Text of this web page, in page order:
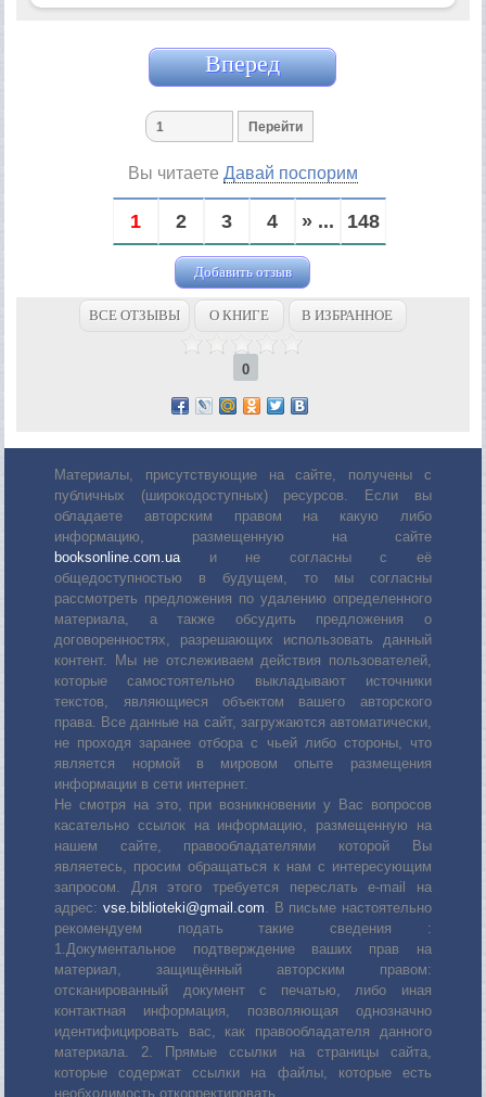
Вперед
Вы читаете Давай поспорим
1 2 3 4 » ... 148
Добавить отзыв
ВСЕ ОТЗЫВЫ О КНИГЕ В ИЗБРАННОЕ
0
Материалы, присутствующие на сайте, получены с
публичных (широкодоступных) ресурсов. Если вы
обладаете авторским правом на какую либо
информацию, размещенную на сайте
booksonline.com.uaи не согласны с её
общедоступностью в будущем, то мы согласны
рассмотреть предложения по удалению определенного
материала, а также обсудить предложения о
договоренностях, разрешающих использовать данный
контент. Мы не отслеживаем действия пользователей,
которые самостоятельно выкладывают источники
текстов, являющиеся объектом вашего авторского
права. Все данные на сайт, загружаются автоматически,
не проходя заранее отбора с чьей либо стороны, что
является нормой в мировом опыте размещения
информации в сети интернет.
Не смотря на это, при возникновении у Вас вопросов
касательно ссылок на информацию, размещенную на
нашем сайте, правообладателями которой Вы
являетесь, просим обращаться к нам с интересующим
запросом. Для этого требуется переслать е-mail на
адрес: vse.biblioteki@gmail.com. В письме настоятельно
рекомендуем подать такие сведения :
1.Документальное подтверждение ваших прав на
материал, защищённый авторским правом:
отсканированный документ с печатью, либо иная
контактная информация, позволяющая однозначно
идентифицировать вас, как правообладателя данного
материала. 2. Прямые ссылки на страницы сайта,
которые содержат ссылки на файлы, которые есть
необходимость откорректировать.